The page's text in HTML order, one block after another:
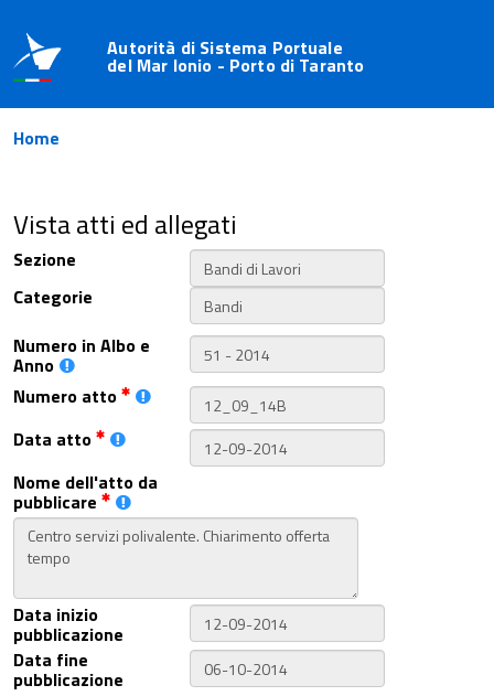
Autorità di Sistema Portuale
del Mar Ionio - Porto di Taranto
Home
Vista atti ed allegati
Sezione
Categorie
Numero in Albo e
Anno
Numero atto
Data atto
Nome dell'atto da
pubblicare
Data inizio
pubblicazione
Data fine
pubblicazione